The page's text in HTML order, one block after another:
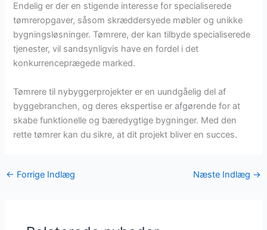
Endelig er der en stigende interesse for specialiserede
tømreropgaver, såsom skræddersyede møbler og unikke
bygningsløsninger. Tømrere, der kan tilbyde specialiserede
tjenester, vil sandsynligvis have en fordel i det
konkurrenceprægede marked.
Tømrere til nybyggerprojekter er en uundgåelig del af
byggebranchen, og deres ekspertise er afgørende for at
skabe funktionelle og bæredygtige bygninger. Med den
rette tømrer kan du sikre, at dit projekt bliver en succes.
← Forrige Indlæg Næste Indlæg →